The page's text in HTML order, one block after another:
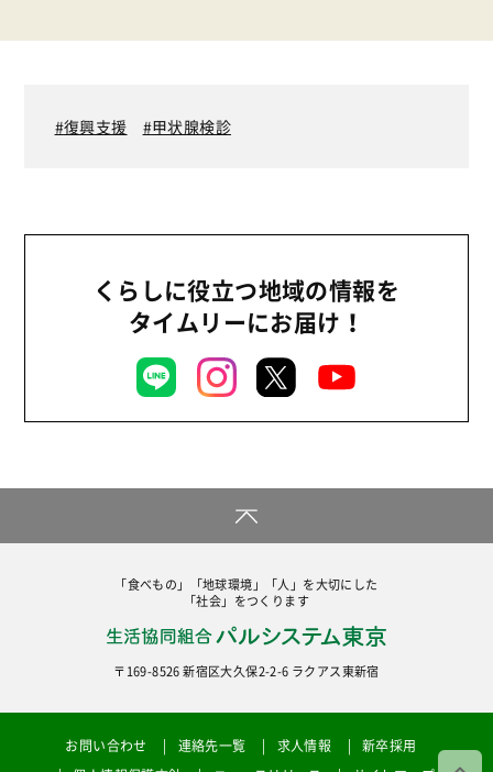
食育
復興支援 甲状腺検診
くらしに役立つ地域の情報を
タイムリーにお届け！
「食べもの」「地球環境」「人」を大切にした
「社会」をつくります
〒169-8526 新宿区大久保2-2-6 ラクアス東新宿
お問い合わせ 連絡先一覧 求人情報
新卒採用